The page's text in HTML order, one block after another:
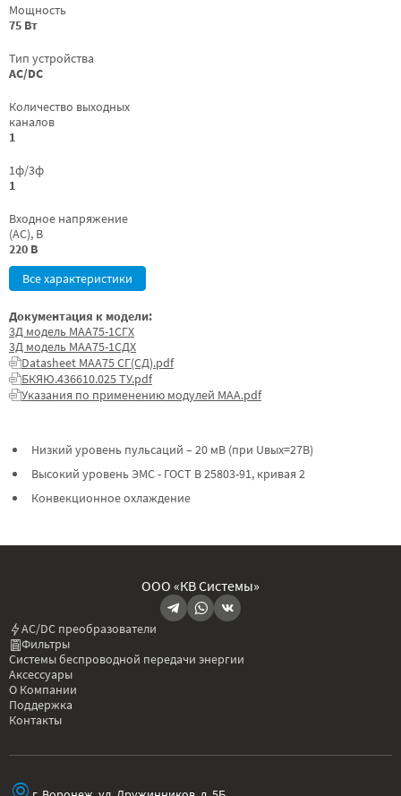
Мощность
75 Вт
Тип устройства
AC/DC
Количество выходных
каналов
1
1ф/3ф
1
Входное напряжение
(AC), В
220 В
Все характеристики
Низкий уровень пульсаций – 20 мВ (при Uвых=27В)
Высокий уровень ЭМС - ГОСТ В 25803-91, кривая 2
Конвекционное охлаждение
Документация к модели:
3Д модель МАА75-1СГХ
3Д модель МАА75-1СДХ
Datasheet МАА75 СГ(СД).pdf
БКЯЮ.436610.025 ТУ.pdf
Указания по применению модулей МАА.pdf
ООО «КВ Системы»
AC/DC преобразователи
Фильтры
Системы беспроводной передачи энергии
Аксессуары
О Компании
Поддержка
Контакты